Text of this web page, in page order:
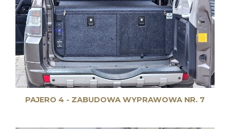
PAJERO 4 - ZABUDOWA WYPRAWOWA NR. 7